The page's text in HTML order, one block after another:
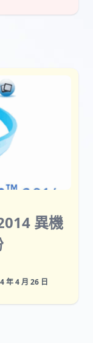
異機
年 4 月 26 日